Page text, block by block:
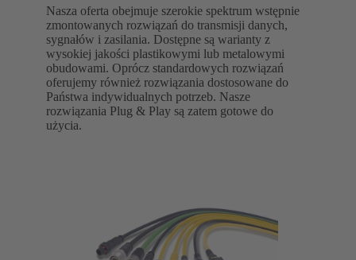
Nasza oferta obejmuje szerokie spektrum wstępnie
zmontowanych rozwiązań do transmisji danych,
sygnałów i zasilania. Dostępne są warianty z
wysokiej jakości plastikowymi lub metalowymi
obudowami. Oprócz standardowych rozwiązań
oferujemy również rozwiązania dostosowane do
Państwa indywidualnych potrzeb. Nasze
rozwiązania Plug & Play są zatem gotowe do
użycia.